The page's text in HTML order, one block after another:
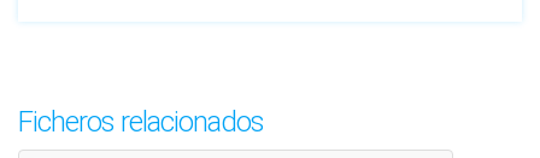
Ficheros relacionados